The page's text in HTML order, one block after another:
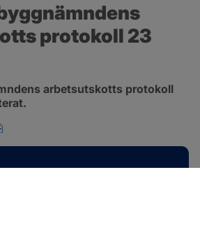
protokoll 23
arbetsutskotts protokoll